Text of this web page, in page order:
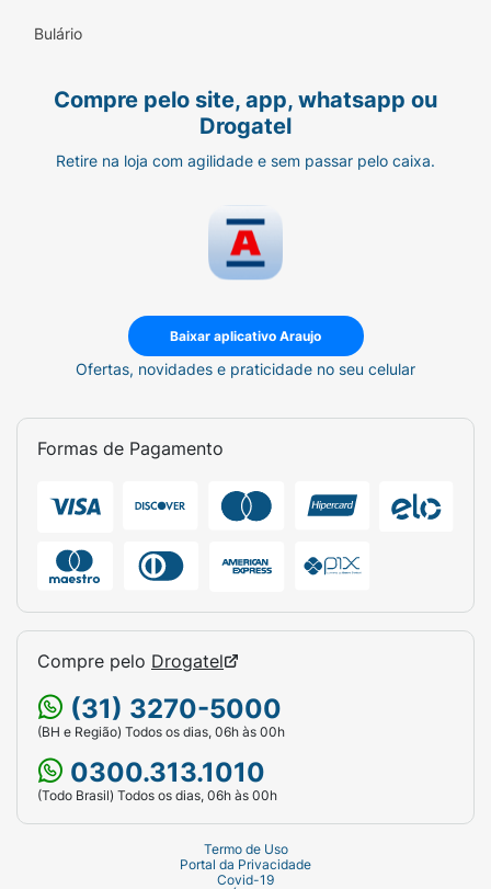
Bulário
Compre pelo site, app, whatsapp ou
Drogatel
Retire na loja com agilidade e sem passar pelo caixa.
Baixar aplicativo Araujo
Ofertas, novidades e praticidade no seu celular
Formas de Pagamento
Compre pelo Drogatel
(31) 3270-5000
(BH e Região) Todos os dias, 06h às 00h
0300.313.1010
(Todo Brasil) Todos os dias, 06h às 00h
Termo de Uso
Portal da Privacidade
Covid-19